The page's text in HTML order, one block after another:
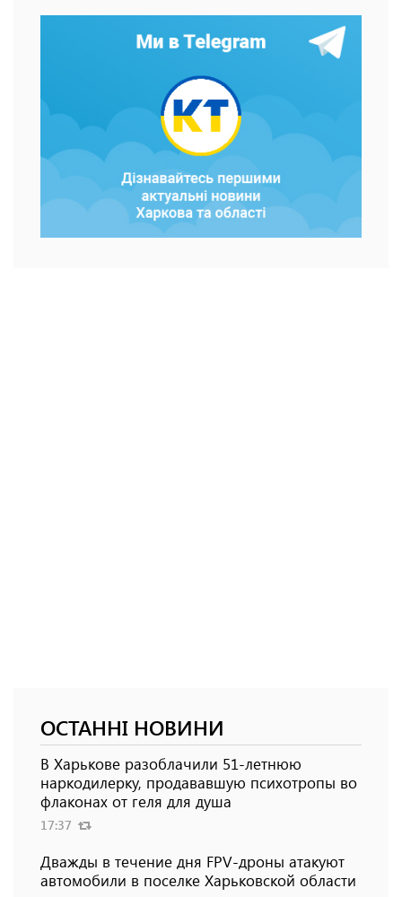
ОСТАННІ НОВИНИ
В Харькове разоблачили 51-летнюю
наркодилерку, продававшую психотропы во
флаконах от геля для душа
17:37
Дважды в течение дня FPV-дроны атакуют
автомобили в поселке Харьковской области